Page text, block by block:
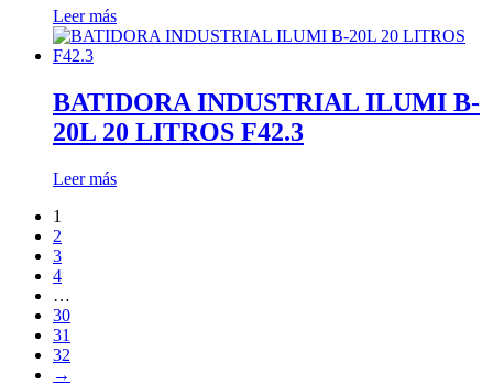
Leer más
BATIDORA INDUSTRIAL ILUMI B-
20L 20 LITROS F42.3
Leer más
1
2
3
4
…
30
31
32
→